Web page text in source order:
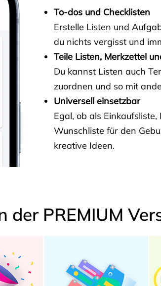
To-dos und Checklisten
Erstelle Listen und
du nichts vergisst und
Teile Listen, Merkzettel
Du kannst Listen auch
zuordnen und so mit
Universell einsetzbar
Egal, ob als
Wunschliste für den
kreative Ideen.
PREMIUM